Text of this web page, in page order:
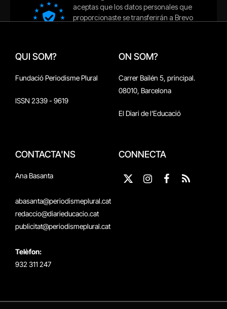
QUI SOM?
Fundació Periodisme Plural
ISSN 2339 - 9619
ON SOM?
Carrer Bailén 5, principal.
08010, Barcelona
El Diari de l'Educació
CONTACTA'NS
Ana Basanta
abasanta@periodismeplural.cat
redaccio@diarieducacio.cat
publicitat@periodismeplural.cat
Telèfon:
932 311 247
CONNECTA
X
Instagram
Facebook
RSS